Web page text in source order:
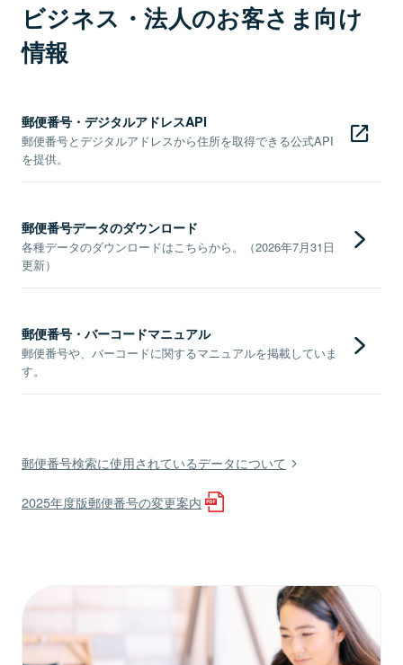
ビジネス・法人のお客さま向け
情報
郵便番号・デジタルアドレスAPI
郵便番号とデジタルアドレスから住所を取得できる公式API
を提供。
郵便番号データのダウンロード
各種データのダウンロードはこちらから。（2026年7月31日
更新）
郵便番号・バーコードマニュアル
郵便番号や、バーコードに関するマニュアルを掲載していま
す。
郵便番号検索に使用されているデータについて
2025年度版郵便番号の変更案内